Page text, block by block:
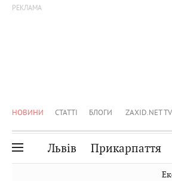
НОВИНИ СТАТТІ БЛОГИ ZAXID.NET TV
Львів Прикарпаття